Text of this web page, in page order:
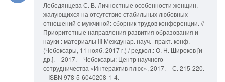
Лебедянцева С. В. Личностные особенности женщин,
жалующихся на отсутствие стабильных любовных
отношений с мужчиной: сборник трудов конференции. //
Приоритетные направления развития образования и
науки : материалы III Междунар. науч.–практ. конф.
(Чебоксары, 11 нояб. 2017 г.) / редкол.: О. Н. Широков [и
др.]. – 2017. – Чебоксары: Центр научного
сотрудничества «Интерактив плюс», 2017. – С. 215-220.
– ISBN 978-5-6040208-1-4.